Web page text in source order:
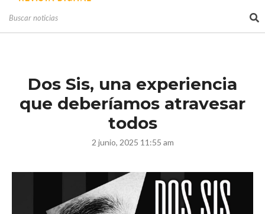
Dos Sis, una experiencia
que deberíamos atravesar
todos
2 junio, 2025 11:55 am